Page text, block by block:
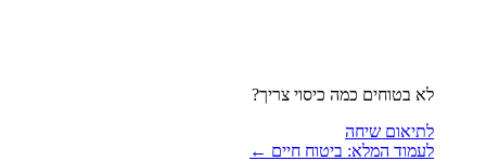
לא בטוחים כמה כיסוי צריך?
לתיאום שיחה
לעמוד המלא: ביטוח חיים ←